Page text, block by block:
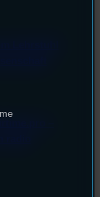
Lehrstuhl